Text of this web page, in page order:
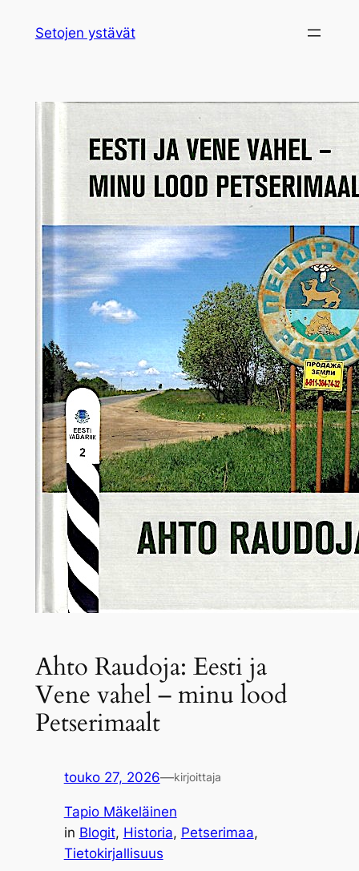
sisältöön
Setojen ystävät
Ahto Raudoja: Eesti ja
Vene vahel – minu lood
Petserimaalt
touko 27, 2026—kirjoittaja
Tapio Mäkeläinen
in Blogit, Historia, Petserimaa
Tietokirjallisuus